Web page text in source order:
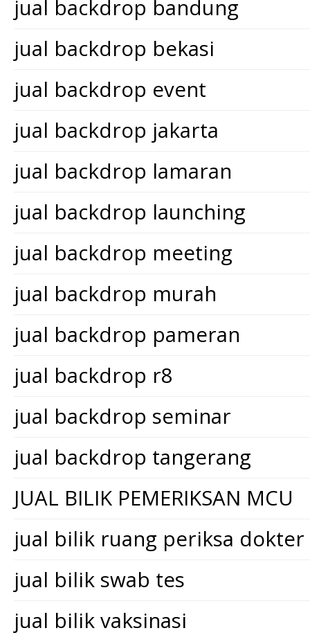
jual backdrop bandung
jual backdrop bekasi
jual backdrop event
jual backdrop jakarta
jual backdrop lamaran
jual backdrop launching
jual backdrop meeting
jual backdrop murah
jual backdrop pameran
jual backdrop r8
jual backdrop seminar
jual backdrop tangerang
JUAL BILIK PEMERIKSAN MCU
jual bilik ruang periksa dokter
jual bilik swab tes
jual bilik vaksinasi